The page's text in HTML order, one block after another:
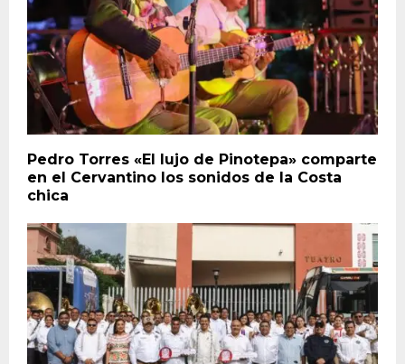
Pedro Torres «El lujo de Pinotepa» comparte
en el Cervantino los sonidos de la Costa
chica